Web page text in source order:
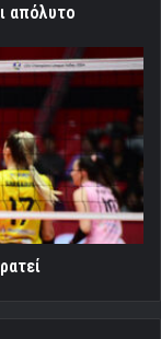
απόλυτο